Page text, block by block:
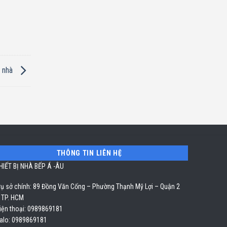
THÔNG TIN LIÊN HỆ
BỊ NHÀ BẾP Á -ÂU
sở chính: 89 Đồng Văn Cống – Phường Thạnh Mỹ Lợi – Quận 2
HCM
thoại: 0989869181
0989869181